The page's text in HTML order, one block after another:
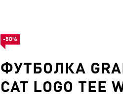
ФУТБОЛКА
CAT LOGO TEE
-50%